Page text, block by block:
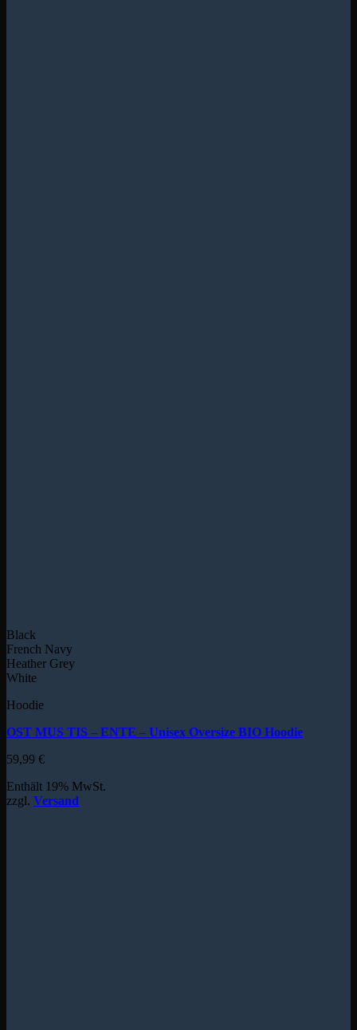
Black
French Navy
Heather Grey
White
Hoodie
OST MUS TIS – ENTE – Unisex Oversize BIO Hoodie
59,99 €
Enthält 19% MwSt.
zzgl. Versand